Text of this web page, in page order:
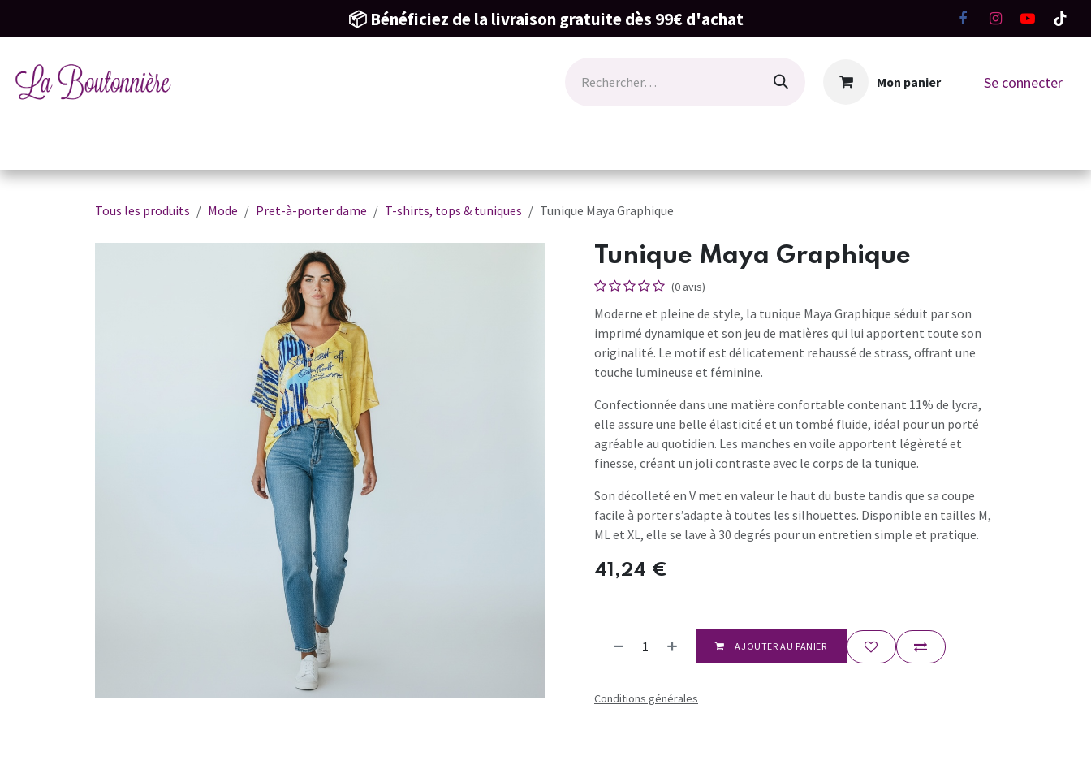
📦 Bénéficiez de la livraison gratuite dès 99€ d'achat
Mon panier Se connecter
Tous les produits Mode Pret-à-porter dame T-shirts, tops & tuniques Tunique Maya Graphique
Tunique Maya Graphique
(0 avis)
Moderne et pleine de style, la tunique Maya Graphique séduit par son
imprimé dynamique et son jeu de matières qui lui apportent toute son
originalité. Le motif est délicatement rehaussé de strass, offrant une
touche lumineuse et féminine.
Confectionnée dans une matière confortable contenant 11% de lycra,
elle assure une belle élasticité et un tombé fluide, idéal pour un porté
agréable au quotidien. Les manches en voile apportent légèreté et
finesse, créant un joli contraste avec le corps de la tunique.
Son décolleté en V met en valeur le haut du buste tandis que sa coupe
facile à porter s’adapte à toutes les silhouettes. Disponible en tailles M,
ML et XL, elle se lave à 30 degrés pour un entretien simple et pratique.
41,24 €
AJOUTER AU PANIER
Conditions générales